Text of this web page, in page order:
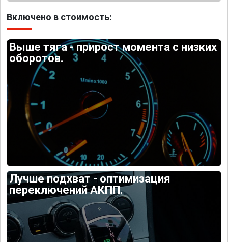
Включено в стоимость:
Выше тяга - прирост момента с низких
оборотов.
Лучше подхват - оптимизация
переключений АКПП.